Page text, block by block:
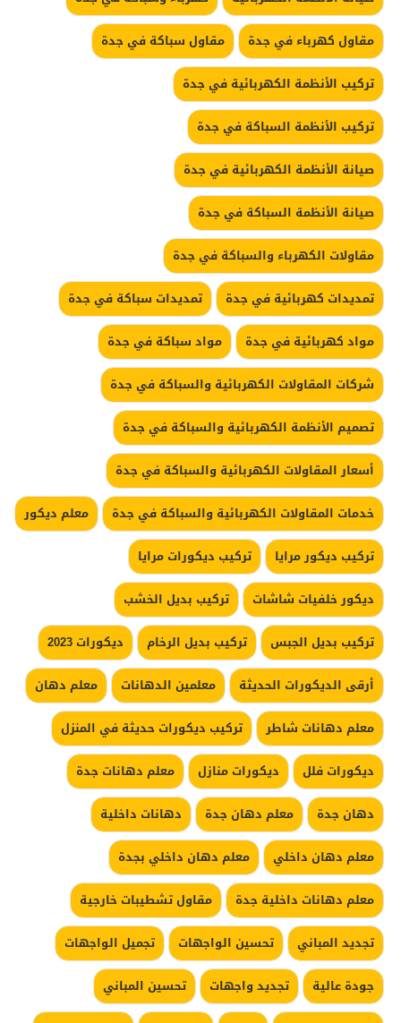
مقاول كهرباء في جدة
مقاول سباكة في جدة
تركيب الأنظمة الكهربائية في جدة
تركيب الأنظمة السباكة في جدة
صيانة الأنظمة الكهربائية في جدة
صيانة الأنظمة السباكة في جدة
مقاولات الكهرباء والسباكة في جدة
تمديدات كهربائية في جدة
تمديدات سباكة في جدة
مواد كهربائية في جدة
مواد سباكة في جدة
شركات المقاولات الكهربائية والسباكة في جدة
تصميم الأنظمة الكهربائية والسباكة في جدة
أسعار المقاولات الكهربائية والسباكة في جدة
خدمات المقاولات الكهربائية والسباكة في جدة
معلم ديكور
تركيب ديكور مرايا
تركيب ديكورات مرايا
ديكور خلفيات شاشات
تركيب بديل الخشب
تركيب بديل الجبس
تركيب بديل الرخام
ديكورات 2023
أرقى الديكورات الحديثة
معلمين الدهانات
معلم دهان
معلم دهانات شاطر
تركيب ديكورات حديثة في المنزل
ديكورات فلل
ديكورات منازل
معلم دهانات جدة
دهان جدة
معلم دهان جدة
دهانات داخلية
معلم دهان داخلي
معلم دهان داخلي بجدة
معلم دهانات داخلية جدة
مقاول تشطيبات خارجية
تجديد المباني
تحسين الواجهات
تجميل الواجهات
جودة عالية
تجديد واجهات
تحسين المباني